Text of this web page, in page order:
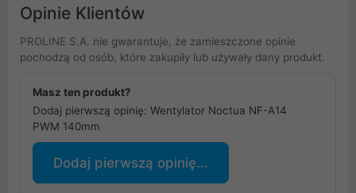
Opinie Klientów
PROLINE S.A. nie gwarantuje, że zamieszczone opinie
pochodzą od osób, które zakupiły lub używały dany produkt.
Masz ten produkt?
Dodaj pierwszą opinię: Wentylator Noctua NF-A14
PWM 140mm
Dodaj pierwszą opinię...